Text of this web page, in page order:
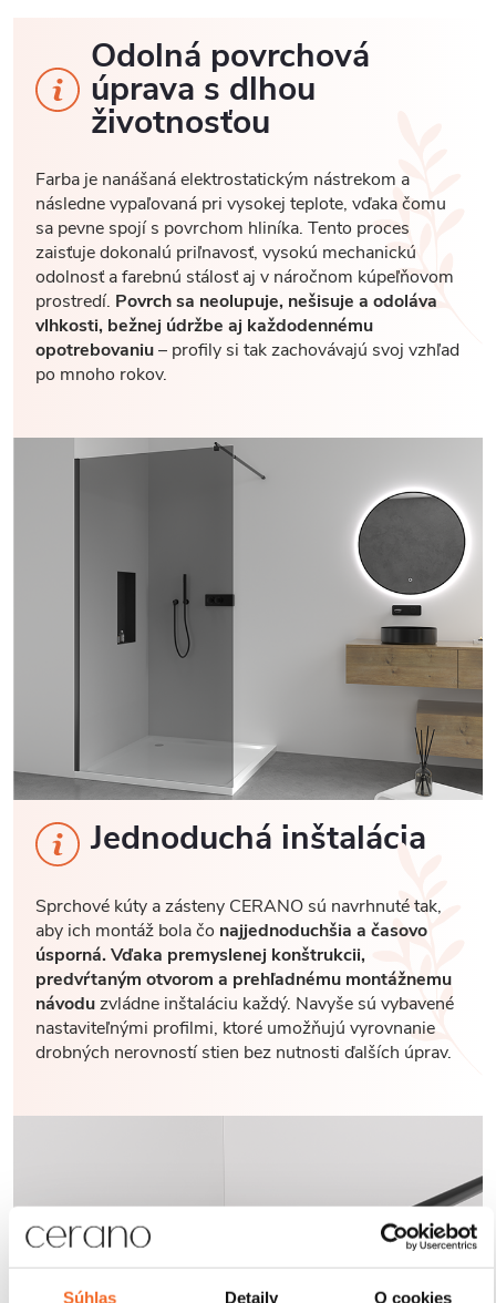
Súhlas Detaily O cookies
Odolná povrchová
úprava s dlhou
životnosťou
Farba je nanášaná elektrostatickým nástrekom a
následne vypaľovaná pri vysokej teplote, vďaka čomu
sa pevne spojí s povrchom hliníka. Tento proces
zaisťuje dokonalú priľnavosť, vysokú mechanickú
odolnosť a farebnú stálosť aj v náročnom kúpeľňovom
prostredí. Povrch sa neolupuje, nešisuje a odoláva
vlhkosti, bežnej údržbe aj každodennému
opotrebovaniu– profily si tak zachovávajú svoj vzhľad
po mnoho rokov.
Jednoduchá inštalácia
Sprchové kúty a zásteny CERANO sú navrhnuté tak,
aby ich montáž bola čo najjednoduchšia a časovo
úsporná. Vďaka premyslenej konštrukcii,
predvŕtaným otvorom a prehľadnému montážnemu
návoduzvládne inštaláciu každý. Navyše sú vybavené
nastaviteľnými profilmi, ktoré umožňujú vyrovnanie
drobných nerovností stien bez nutnosti ďalších úprav.